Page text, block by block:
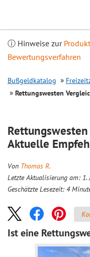
ⓘ Hinweise zur
Bewertungsverfahren
Bußgeldkatalog
Rettungswesten
Aktuelle
Von Thomas R.
Letzte Aktualisierung am: 1.
Geschätzte Lesezeit: 4
Ist eine